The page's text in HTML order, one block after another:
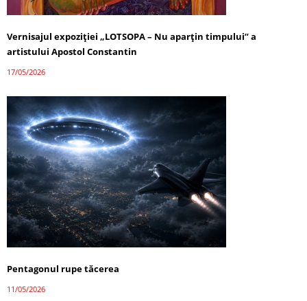
Vernisajul expoziției „LOTSOPA – Nu aparțin timpului” a
artistului Apostol Constantin
17/05/2026
Pentagonul rupe tăcerea
11/05/2026